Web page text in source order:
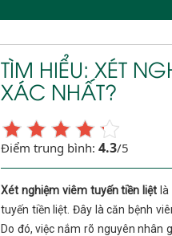
TÌM HIỂU: XÉT
XÁC NHẤT?
Điểm trung bình: 4.3/5
Xét nghiệm viêm tuyến tiền liệt
tuyến tiền liệt. Đây là căn bệnh
Do đó, việc nắm rõ nguyên